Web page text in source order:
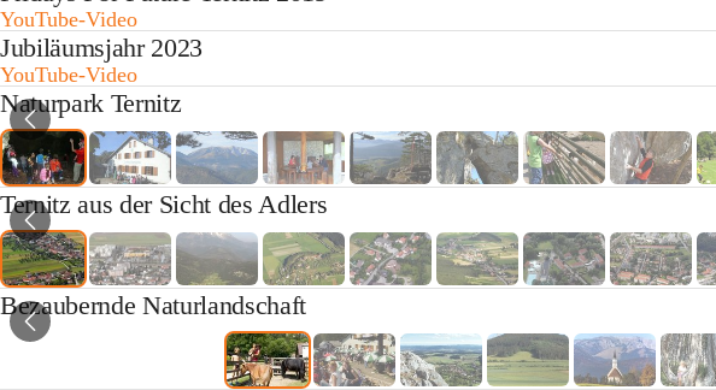
YouTube-Video
Jubiläumsjahr 2023
YouTube-Video
Naturpark Ternitz
Ternitz aus der Sicht des Adlers
Bezaubernde Naturlandschaft